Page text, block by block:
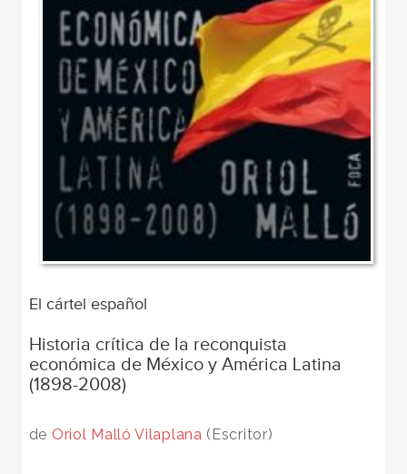
El cártel español
Historia crítica de la reconquista
económica de México y América Latina
(1898-2008)
de Oriol Malló Vilaplana (Escritor)